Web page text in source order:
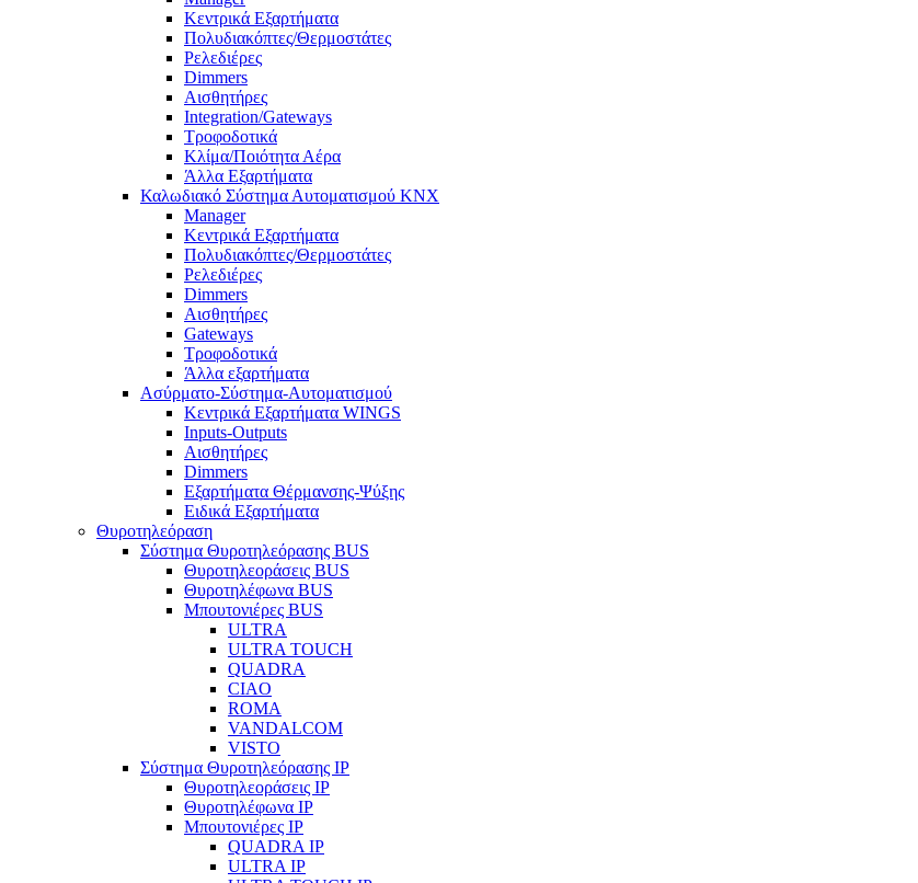
Κεντρικά Εξαρτήματα
Πολυδιακόπτες/Θερμοστάτες
Ρελεδιέρες
Dimmers
Αισθητήρες
Integration/Gateways
Τροφοδοτικά
Κλίμα/Ποιότητα Αέρα
Άλλα Εξαρτήματα
Καλωδιακό Σύστημα Αυτοματισμού KNX
Manager
Κεντρικά Εξαρτήματα
Πολυδιακόπτες/Θερμοστάτες
Ρελεδιέρες
Dimmers
Αισθητήρες
Gateways
Τροφοδοτικά
Άλλα εξαρτήματα
Ασύρματο-Σύστημα-Αυτοματισμού
Κεντρικά Εξαρτήματα WINGS
Inputs-Outputs
Αισθητήρες
Dimmers
Εξαρτήματα Θέρμανσης-Ψύξης
Ειδικά Εξαρτήματα
Θυροτηλεόραση
Σύστημα Θυροτηλεόρασης BUS
Θυροτηλεοράσεις BUS
Θυροτηλέφωνα BUS
Μπουτονιέρες BUS
ULTRA
ULTRA TOUCH
QUADRA
CIAO
ROMA
VANDALCOM
VISTO
Σύστημα Θυροτηλεόρασης IP
Θυροτηλεοράσεις IP
Θυροτηλέφωνα IP
Μπουτονιέρες IP
QUADRA IP
ULTRA IP